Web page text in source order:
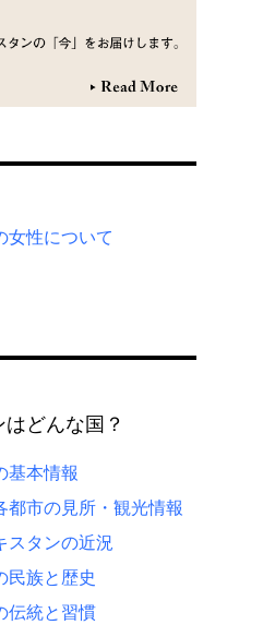
女性について
どんな国？
基本情報
都市の見所・観光情報
スタンの近況
民族と歴史
伝統と習慣